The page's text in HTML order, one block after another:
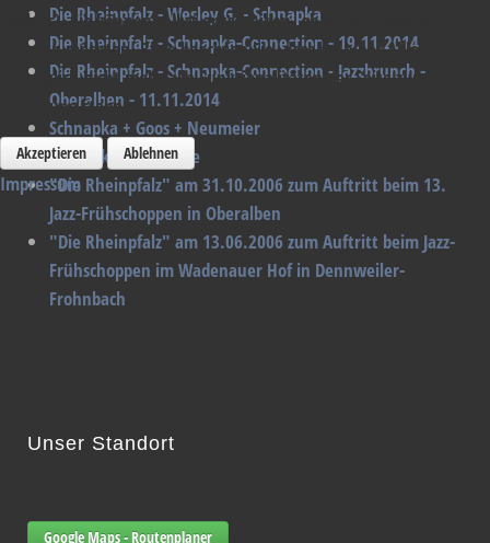
Die Rheinpfalz - Wesley G. - Schnapka
Die Rheinpfalz - Schnapka-Connection - 19.11.2014
Die Rheinpfalz - Schnapka-Connection - Jazzbrunch -
Oberalben - 11.11.2014
Schnapka + Goos + Neumeier
Schnapka & Martelle
"Die Rheinpfalz" am 31.10.2006 zum Auftritt beim 13.
Jazz-Frühschoppen in Oberalben
"Die Rheinpfalz" am 13.06.2006 zum Auftritt beim Jazz-
Frühschoppen im Wadenauer Hof in Dennweiler-
Frohnbach
Unser Standort
Google Maps - Routenplaner
Cookies). Sie können selbst entscheiden, ob Sie die Cookies
zulassen möchten. Bitte beachten Sie, dass bei einer Ablehnung
womöglich nicht mehr alle Funktionalitäten der Seite zur
Verfügung stehen.
Akzeptieren Ablehnen
Impressum